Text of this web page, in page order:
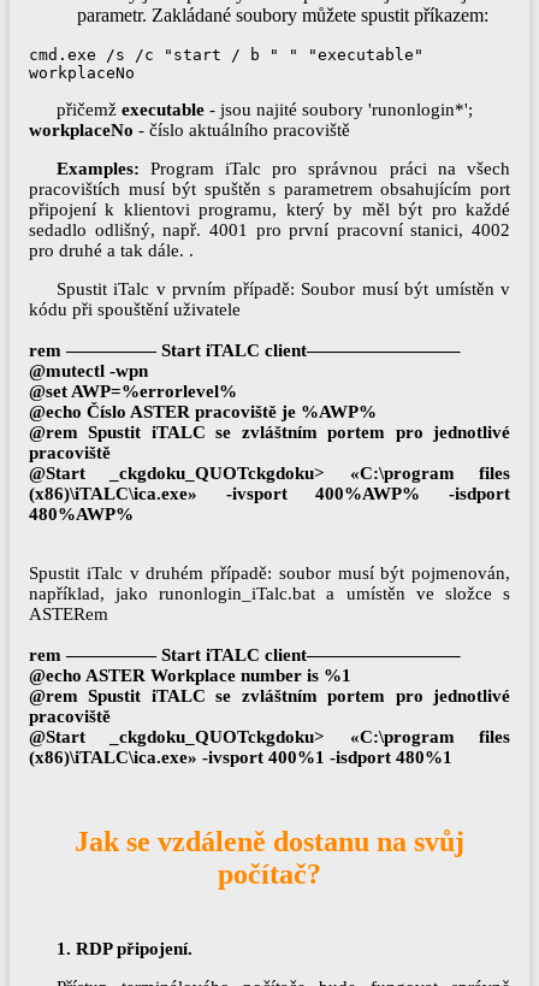
parametr. Zakládané soubory můžete spustit příkazem:
cmd.exe /s /c "start / b " " "executable"
workplaceNo
přičemž executable- jsou najité soubory 'runonlogin*';
workplaceNo - číslo aktuálního pracoviště
Examples: Program iTalc pro správnou práci na všech
pracovištích musí být spuštěn s parametrem obsahujícím port
připojení k klientovi programu, který by měl být pro každé
sedadlo odlišný, např. 4001 pro první pracovní stanici, 4002
pro druhé a tak dále. .
Spustit iTalc v prvním případě: Soubor musí být umístěn v
kódu při spouštění uživatele
rem ————— Start iTALС client————————–
@mutectl -wpn
@set AWP=%errorlevel%
@echo Číslo ASTER pracoviště je %AWP%
@rem Spustit iTALC se zvláštním portem pro jednotlivé
pracoviště
@Start _ckgdoku_QUOTckgdoku> «C:\program files
(x86)\iTALC\ica.exe» -ivsport 400%AWP% -isdport
480%AWP%
Spustit iTalc v druhém případě: soubor musí být pojmenován,
například, jako runonlogin_iTalc.bat a umístěn ve složce s
ASTERem
rem ————— Start iTALС client————————–
@echo ASTER Workplace number is %1
@rem Spustit iTALC se zvláštním portem pro jednotlivé
pracoviště
@Start _ckgdoku_QUOTckgdoku> «C:\program files
(x86)\iTALC\ica.exe» -ivsport 400%1 -isdport 480%1
Jak se vzdáleně dostanu na svůj
počítač?
1. RDP připojení.